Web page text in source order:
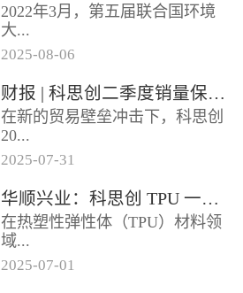
品质、高性能产品的需求持续走
高。华...
2022年3月，第五届联合国环境
大...
会决定成立政府间谈判委员会
（INC），计划通过5次会议在
2024年底前制定一项关于塑料...
2025-08-06
财报 | 科思创二季度销量保持稳定，但动荡环境拖累业绩
在新的贸易壁垒冲击下，科思创
20...
25年第二季度业绩在充满挑战的
经济环境中公布。美国进口关税
的意外上调，对部分重点客户行
业...
2025-07-31
华顺兴业：科思创 TPU 一级代理商，优质 TPU 材料供应专家
在热塑性弹性体（TPU）材料领
域...
2025-07-01